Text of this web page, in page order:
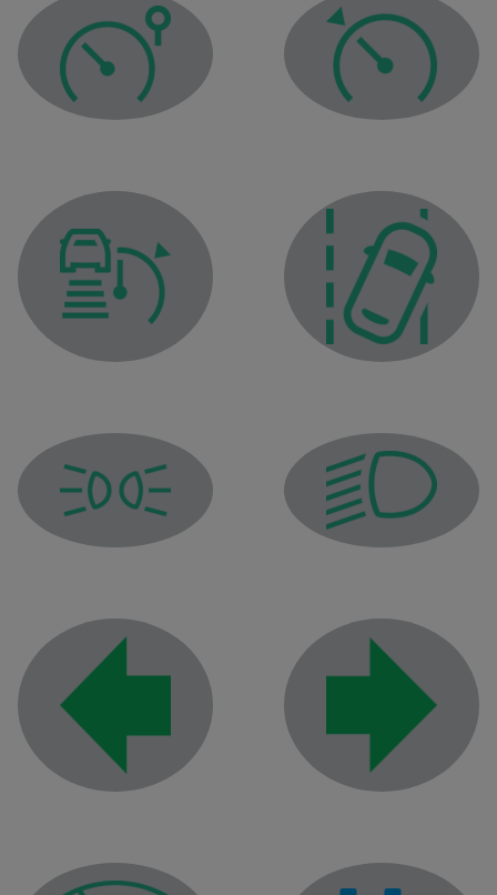
Speed limiter warning light Cruise control warning
Adaptive cruise control warning light Stop and Go
Lane departure
Dipped beam
Left-hand direction indicator tell-tale Right-hand direction